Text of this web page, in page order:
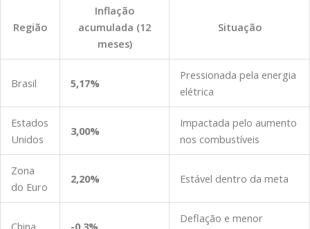
Região
Inflação
acumulada (12
meses)
Situação
Brasil 5,17%
Pressionada pela energia
elétrica
Estados
Unidos
3,00%
Impactada pelo aumento
nos combustíveis
Zona
do Euro
2,20% Estável dentro da meta
China -0,3%
Deflação e menor